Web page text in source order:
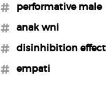
#performative male
#anak wni
#disinhibition effect
#empati